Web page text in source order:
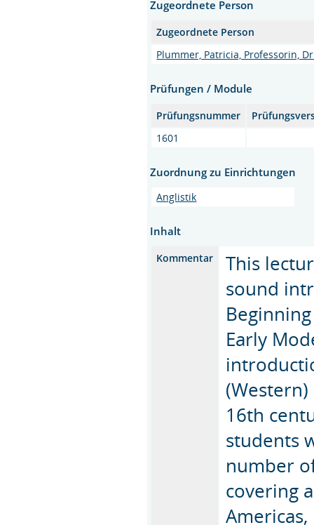
Zugeordnete Person
Zugeordnete Person
Plummer, Patricia, Professorin,
Prüfungen / Module
Prüfungsnummer
1601
Zuordnung zu Einrichtungen
Anglistik
Inhalt
Kommentar
This
sound
Early
16th
students
number
covering